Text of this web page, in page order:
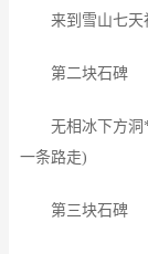
来到雪山七天
第二块石碑
无相冰下方洞*(
一条路走)
第三块石碑